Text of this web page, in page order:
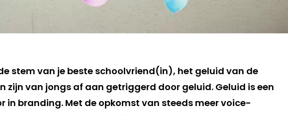
stem van je beste schoolvriend(in), het geluid van de
zijn van jongs af aan getriggerd door geluid. Geluid is een
in branding. Met de opkomst van steeds meer voice-